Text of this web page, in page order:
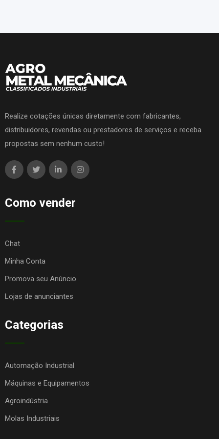
Realize cotações únicas diretamente com fabricantes,
distribuidores, revendas ou prestadores de serviços e receba
propostas sem nenhum custo!
Como vender
Chat
Minha Conta
Promova seu Anúncio
Lojas de anunciantes
Categorias
Automação Industrial
Máquinas e Equipamentos
Agroindústria
Molas Industriais